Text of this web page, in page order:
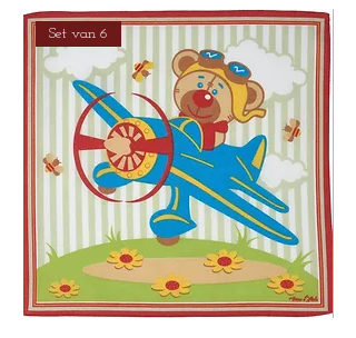
Set van 6